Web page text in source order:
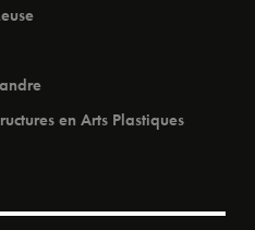
en Arts Plastiques